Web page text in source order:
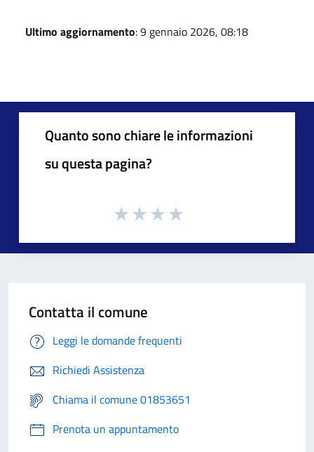
Ultimo aggiornamento: 9 gennaio 2026, 08:18
Quanto sono chiare le informazioni
su questa pagina?
Contatta il comune
Leggi le domande frequenti
Richiedi Assistenza
Chiama il comune 01853651
Prenota un appuntamento